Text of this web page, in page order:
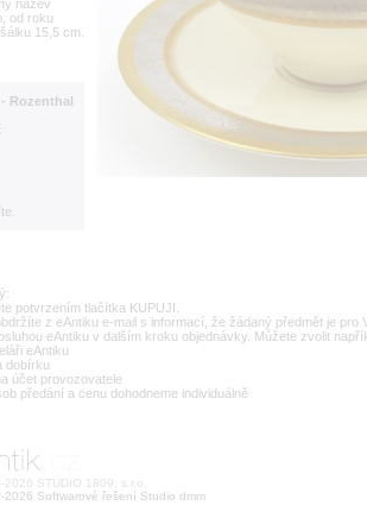
název
od roku
15,5 cm.
Rozenthal
potvrzením tlačítka KUPUJI.
z eAntiku e-mail s informací, že žádaný předmět je pro
eAntiku v dalším kroku objednávky. Můžete zvolit
eAntiku
dobírku
účet provozovatele
předání a cenu dohodneme individuálně
2026 STUDIO 1809, s.r.o.
2026 Softwarové řešení Studio dmm